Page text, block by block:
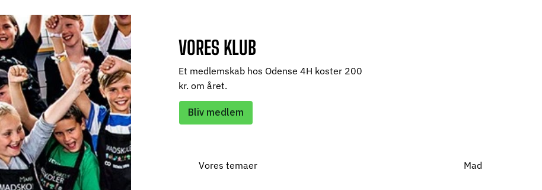
VORES KLUB
Et medlemskab hos Odense 4H koster 200
kr. om året.
Bliv medlem
Vores temaer Mad